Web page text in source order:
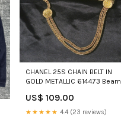
CHANEL 25S CHAIN BELT IN
GOLD METALLIC 614473 Bearn
US$ 109.00
★★★★★ 4.4 (23 reviews)